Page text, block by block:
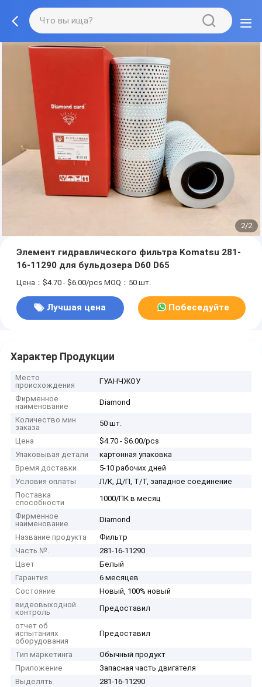
2/2
Элемент гидравлического фильтра Komatsu 281-
16-11290 для бульдозера D60 D65
Цена：$4.70 - $6.00/pcs MOQ：50 шт.
Лучшая цена Побеседуйте
Характер Продукции
Место
происхождения
ГУАНЧЖОУ
Фирменное
наименование
Diamond
Количество мин
заказа
50 шт.
Цена
$4.70 - $6.00/pcs
Упаковывая детали
картонная упаковка
Время доставки
5-10 рабочих дней
Условия оплаты
Л/К, Д/П, Т/Т, западное соединение
Поставка
способности
1000/ПК в месяц
Фирменное
наименование
Diamond
Название продукта
Фильтр
Часть №.
281-16-11290
Цвет
Белый
Гарантия
6 месяцев
Состояние
Новый, 100% новый
видеовыходной
контроль
Предоставил
отчет об
испытаниях
оборудования
Предоставил
Тип маркетинга
Обычный продукт
Приложение
Запасная часть двигателя
Выделять
281-16-11290